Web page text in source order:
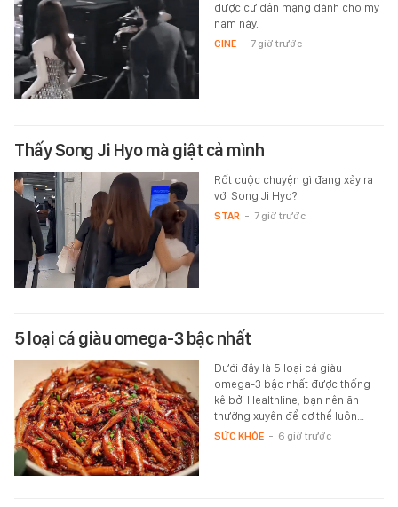
được cư dân mạng dành cho mỹ
nam này.
CINE - 7 giờ trước
Thấy Song Ji Hyo mà giật cả mình
Rốt cuộc chuyện gì đang xảy ra
với Song Ji Hyo?
STAR - 7 giờ trước
5 loại cá giàu omega-3 bậc nhất
Dưới đây là 5 loại cá giàu
omega-3 bậc nhất được thống
kê bởi Healthline, bạn nên ăn
thường xuyên để cơ thể luôn…
SỨC KHỎE - 6 giờ trước